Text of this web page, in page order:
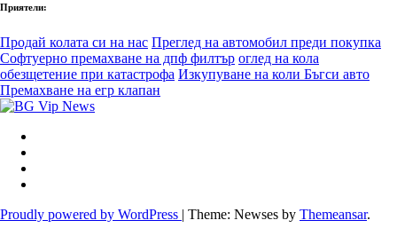
Приятели:
Продай колата си на нас Преглед на автомобил преди покупка
Софтуерно премахване на дпф филтър оглед на кола
обезщетение при катастрофа Изкупуване на коли Бъгси авто
Премахване на егр клапан
Proudly powered by WordPress | Theme: Newses by Themeansar.